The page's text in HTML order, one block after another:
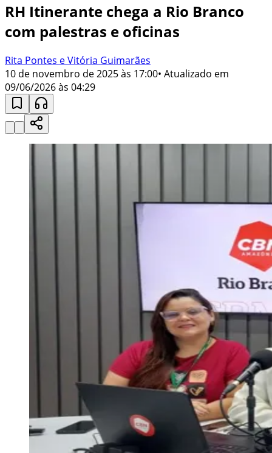
RH Itinerante chega a Rio Branco
com palestras e oficinas
Rita Pontes e Vitória Guimarães
10 de novembro de 2025 às 17:00• Atualizado em
09/06/2026 às 04:29